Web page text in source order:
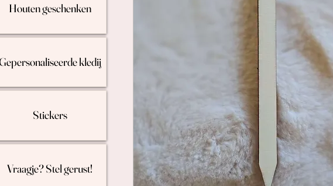
Houten geschenken
kledij
Stickers
Vraagje? Stel gerust!